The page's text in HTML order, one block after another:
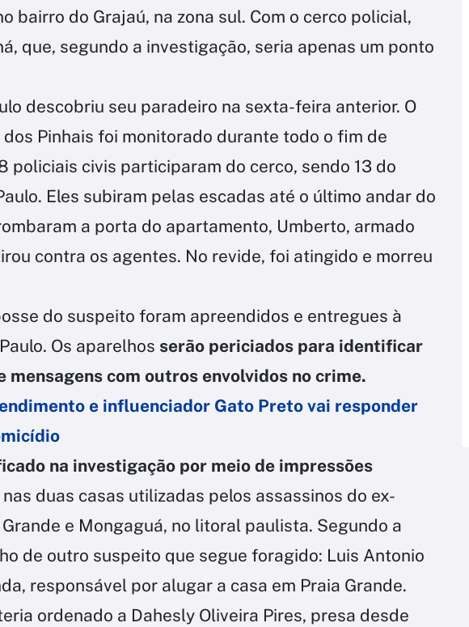
bairro do Grajaú, na zona sul. Com o cerco policial,
que, segundo a investigação, seria apenas um ponto
descobriu seu paradeiro na sexta-feira anterior. O
dos Pinhais foi monitorado durante todo o fim de
policiais civis participaram do cerco, sendo 13 do
Eles subiram pelas escadas até o último andar do
a porta do apartamento, Umberto, armado
contra os agentes. No revide, foi atingido e morreu
do suspeito foram apreendidos e entregues à
Os aparelhos serão periciados para identificar
mensagens com outros envolvidos no crime.
e influenciador Gato Preto vai responder
na investigação por meio de impressões
duas casas utilizadas pelos assassinos do ex-
e Mongaguá, no litoral paulista. Segundo a
de outro suspeito que segue foragido: Luis Antonio
responsável por alugar a casa em Praia Grande.
ordenado a Dahesly Oliveira Pires, presa desde